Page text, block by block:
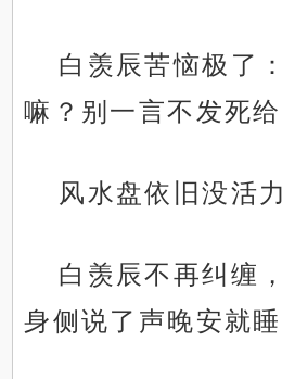
白羡辰苦恼极了
嘛？别一言不发死
风水盘依旧没活力
白羡辰不再纠缠
身侧说了声晚安就睡